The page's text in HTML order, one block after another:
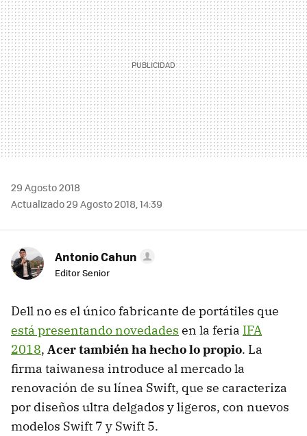
29 Agosto 2018
Actualizado 29 Agosto 2018, 14:39
Antonio Cahun
Editor Senior
Dell no es el único fabricante de portátiles que
está presentando novedades en la feria IFA
2018, Acer también ha hecho lo propio. La
firma taiwanesa introduce al mercado la
renovación de su línea Swift, que se caracteriza
por diseños ultra delgados y ligeros, con nuevos
modelos Swift 7 y Swift 5.